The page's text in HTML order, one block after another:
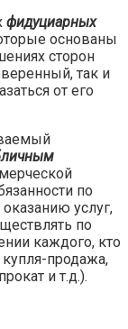
фидуциарных
основаны
сторон
так и
от его
по
услуг,
по
каждого, кто
купля-продажа,
и т.д.).